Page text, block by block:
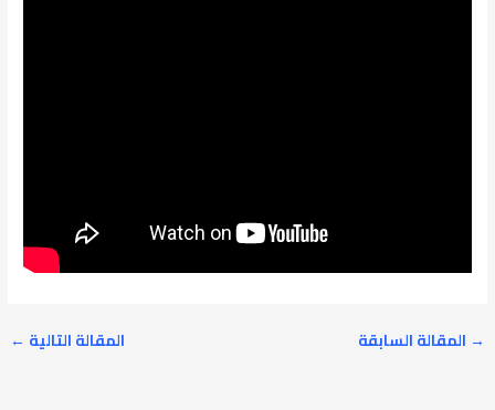
→ المقالة السابقة المقالة التالية ←